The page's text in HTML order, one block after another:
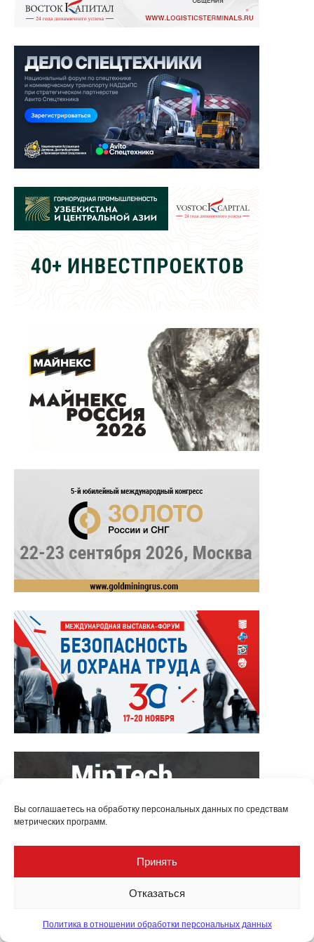
Вы соглашаетесь на обработку персональных данных по средствам
метрических программ.
Принять
Отказаться
Политика в отношении обработки персональных данных